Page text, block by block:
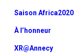
Saison Africa2020
À l’honneur
XR@Annecy